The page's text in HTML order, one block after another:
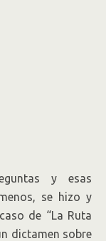
y esas
se hizo y
de “La Ruta
dictamen sobre